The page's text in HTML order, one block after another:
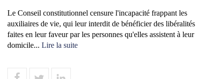
Le Conseil constitutionnel censure l'incapacité frappant les
auxiliaires de vie, qui leur interdit de bénéficier des libéralités
faites en leur faveur par les personnes qu'elles assistent à leur
domicile... Lire la suite